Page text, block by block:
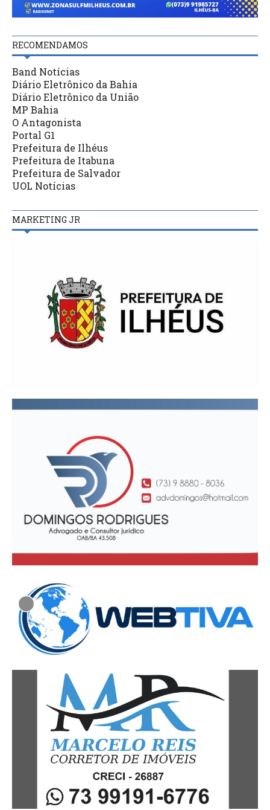
RECOMENDAMOS
Band Notícias
Diário Eletrônico da Bahia
Diário Eletrônico da União
MP Bahia
O Antagonista
Portal G1
Prefeitura de Ilhéus
Prefeitura de Itabuna
Prefeitura de Salvador
UOL Notícias
MARKETING JR